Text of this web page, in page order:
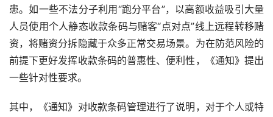
患。如一些不法分子利用“跑分平台”，以高额收益吸引大量
人员使用个人静态收款条码与赌客“点对点”线上远程转移赌
资，将赌资分拆隐藏于众多正常交易场景。为在防范风险的
前提下更好发挥收款条码的普惠性、便利性，《通知》提出
一些针对性要求。
其中，《通知》对收款条码管理进行了说明，对于个人或特